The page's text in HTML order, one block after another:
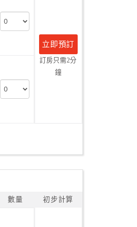
立即預訂
訂房只需2分
鐘
數量 初步計算